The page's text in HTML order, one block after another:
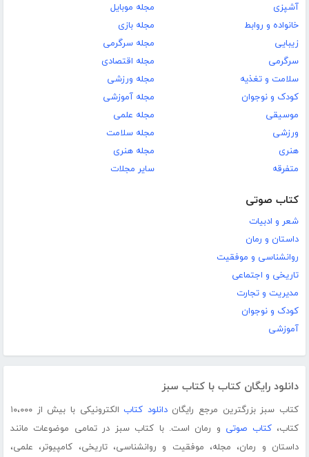
آشپزی
خانواده و روابط
زیبایی
سرگرمی
سلامت و تغذیه
کودک و نوجوان
موسیقی
ورزشی
هنری
متفرقه
مجله موبایل
مجله بازی
مجله سرگرمی
مجله اقتصادی
مجله ورزشی
مجله آموزشی
مجله علمی
مجله سلامت
مجله هنری
سایر مجلات
کتاب صوتی
شعر و ادبیات
داستان و رمان
روانشناسی و موفقیت
تاریخی و اجتماعی
مدیریت و تجارت
کودک و نوجوان
آموزشی
دانلود رایگان کتاب با کتاب سبز
کتاب سبز بزرگترین مرجع رایگاندانلود کتاب
الکترونیکی با بیش از ۱۰،۰۰۰
کتاب،کتاب صوتی و رمان است. با کتاب سبز در تمامی موضوعات مانند
داستان و رمان، مجله، موفقیت و روانشناسی، تاریخی، کامپیوتر، علمی،